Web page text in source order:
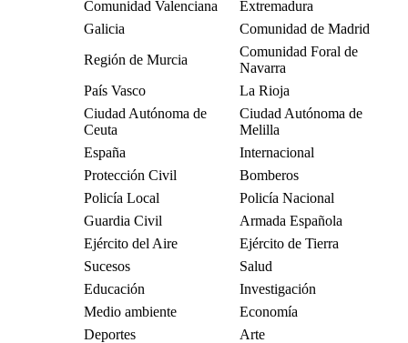
Comunidad Valenciana
Extremadura
Galicia
Comunidad de Madrid
Región de Murcia
Comunidad Foral de
Navarra
País Vasco
La Rioja
Ciudad Autónoma de
Ceuta
Ciudad Autónoma de
Melilla
España
Internacional
Protección Civil
Bomberos
Policía Local
Policía Nacional
Guardia Civil
Armada Española
Ejército del Aire
Ejército de Tierra
Sucesos
Salud
Educación
Investigación
Medio ambiente
Economía
Deportes
Arte